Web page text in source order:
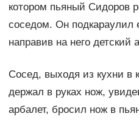
котором пьяный Сидоров
соседом. Он подкараулил
направив на него детский
Сосед, выходя из кухни в
держал в руках нож,
арбалет, бросил нож в